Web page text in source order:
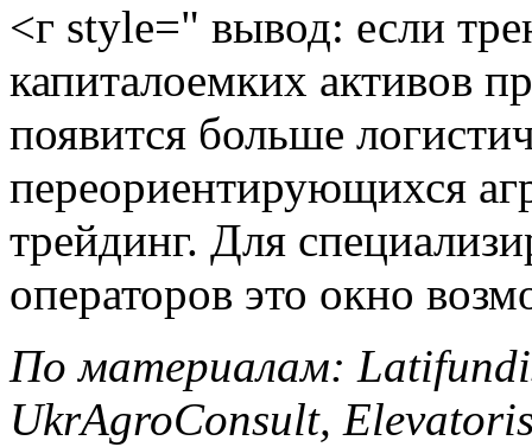
<г style=" вывод: если
капиталоемких активов
появится больше
переориентирующихся
трейдинг. Для
операторов это окно
По материалам:
UkrAgroConsult,